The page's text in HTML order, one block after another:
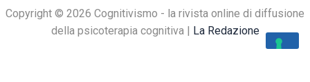
Copyright © 2026 Cognitivismo - la rivista online di diffusione
della psicoterapia cognitiva | La Redazione